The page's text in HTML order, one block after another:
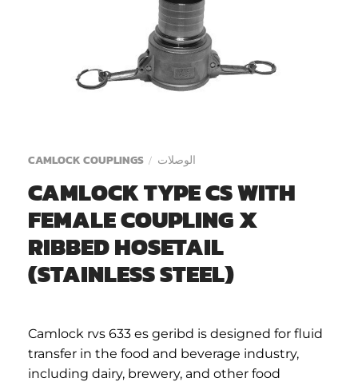
الوصلات /
CAMLOCK COUPLINGS
CAMLOCK TYPE CS WITH
FEMALE COUPLING X
RIBBED HOSETAIL
(STAINLESS STEEL)
Camlock rvs 633 es geribd is designed for fluid
transfer in the food and beverage industry,
including dairy, brewery, and other food